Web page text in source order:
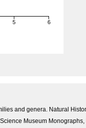
5 6
and genera. Natural
Museum Monographs,